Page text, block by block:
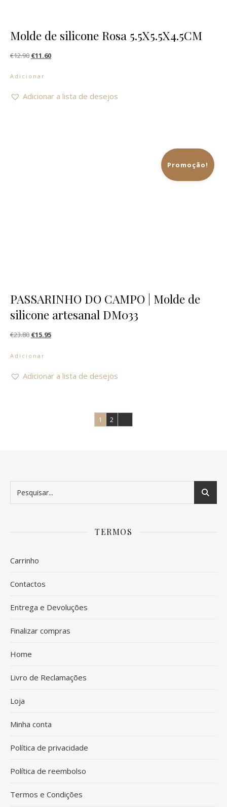
Molde de silicone Rosa 5.5X5.5X4.5CM
€12.90 O preço original era: €12.90.
€11.60O preço atual é: €11.60.
Adicionar
Adicionar a lista de desejos
Promoção!
PASSARINHO DO CAMPO | Molde de
silicone artesanal DM033
€23.80 O preço original era: €23.80.
€15.95O preço atual é: €15.95.
Adicionar
Adicionar a lista de desejos
1 2
TERMOS
Carrinho
Contactos
Entrega e Devoluções
Finalizar compras
Home
Livro de Reclamações
Loja
Minha conta
Política de privacidade
Política de reembolso
Termos e Condições